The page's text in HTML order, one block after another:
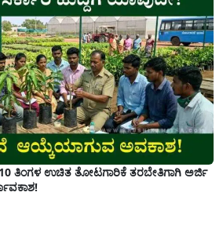
ತಿಂಗಳ ಉಚಿತ ತೋಟಗಾರಿಕೆ ತರಬೇತಿಗಾಗಿ ಅರ್ಜಿ